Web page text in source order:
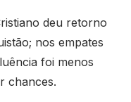
deu retorno
nos empates
foi menos
chances.